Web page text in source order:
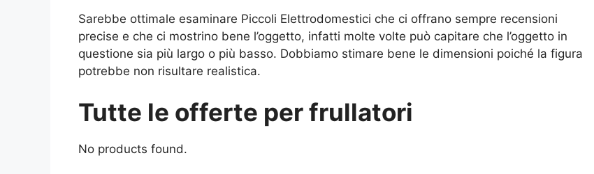
Sarebbe ottimale esaminare Piccoli Elettrodomestici che ci offrano sempre recensioni
precise e che ci mostrino bene l’oggetto, infatti molte volte può capitare che l’oggetto in
questione sia più largo o più basso. Dobbiamo stimare bene le dimensioni poiché la figura
potrebbe non risultare realistica.
Tutte le offerte per frullatori
No products found.